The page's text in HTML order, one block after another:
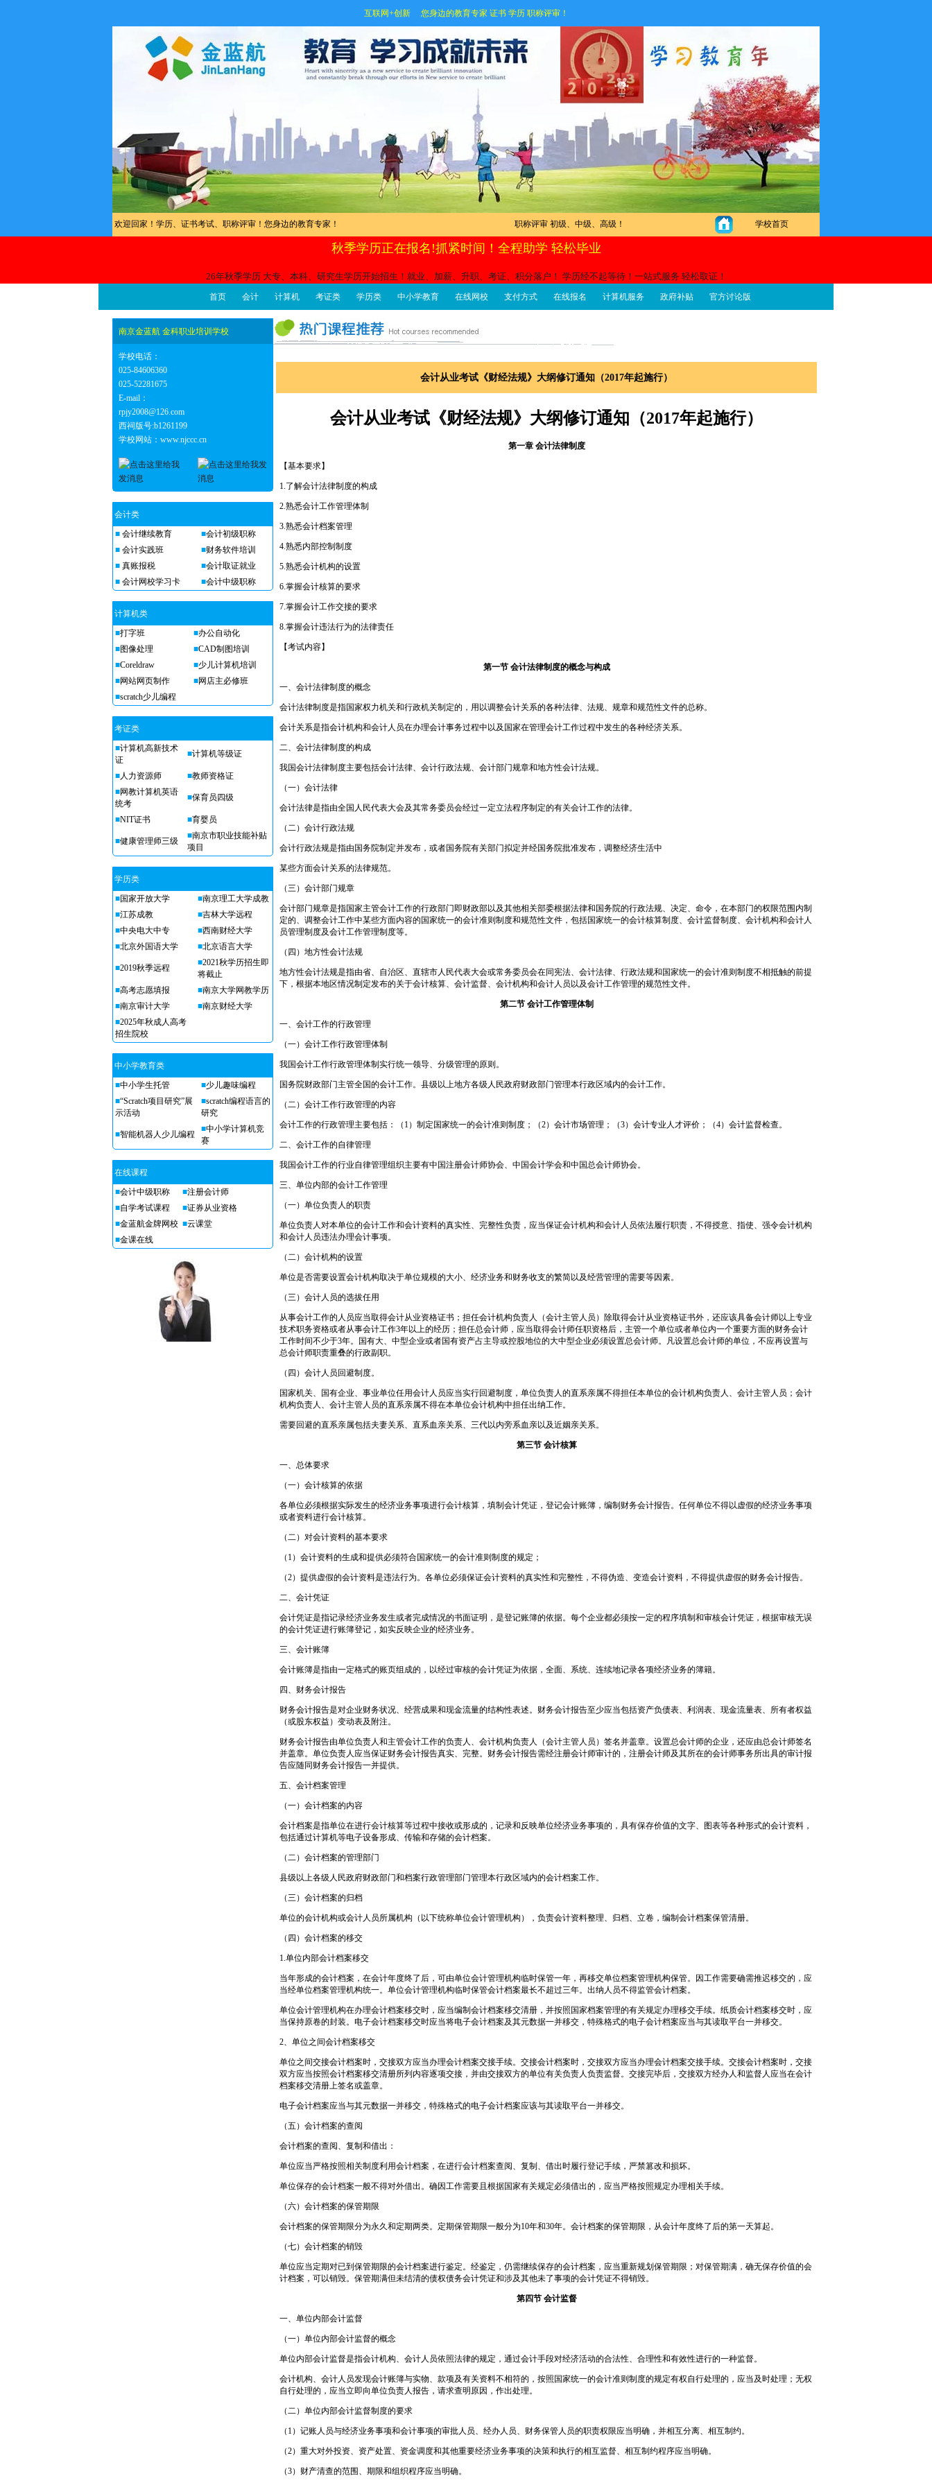
互联网+创新 您身边的教育专家 证书 学历 职称评审！
欢迎回家！学历、证书考试、职称评审！您身边的教育专家！ 职称评审 初级、中级、高级！ 学校首页
秋季学历正在报名!抓紧时间！全程助学 轻松毕业
26年秋季学历 大专、本科、研究生学历开始招生！就业、加薪、升职、考证、积分落户！ 学历经不起等待！一站式服务 轻松取证！
首页 会计 计算机 考证类 学历类 中小学教育 在线网校 支付方式 在线报名 计算机服务 政府补贴 官方讨论版
南京金蓝航 金科职业培训学校
学校电话：
025-84606360
025-52281675
E-mail：
rpjy2008@126.com
西祠版号:b1261199
学校网站：www.njccc.cn
会计类
■ 会计继续教育 ■会计初级职称
■ 会计实践班 ■财务软件培训
■ 真账报税 ■会计取证就业
■ 会计网校学习卡 ■会计中级职称
计算机类
■打字班 ■办公自动化
■图像处理 ■CAD制图培训
■Coreldraw ■少儿计算机培训
■网站网页制作 ■网店主必修班
■scratch少儿编程
考证类
■计算机高新技术
证
■计算机等级证
■人力资源师 ■教师资格证
■网教计算机英语
统考
■保育员四级
■NIT证书 ■育婴员
■健康管理师三级
■南京市职业技能补贴
项目
学历类
■国家开放大学 ■南京理工大学成教
■江苏成教 ■吉林大学远程
■中央电大中专 ■西南财经大学
■北京外国语大学 ■北京语言大学
■2019秋季远程
■2021秋学历招生即
将截止
■高考志愿填报 ■南京大学网教学历
■南京审计大学 ■南京财经大学
■2025年秋成人高考
招生院校
中小学教育类
■中小学生托管 ■少儿趣味编程
■“Scratch项目研究”展
示活动
■scratch编程语言的
研究
■智能机器人少儿编程
■中小学计算机竞
赛
在线课程
■会计中级职称 ■注册会计师
■自学考试课程 ■证券从业资格
■金蓝航金牌网校 ■云课堂
■金课在线
会计从业考试《财经法规》大纲修订通知（2017年起施行）
会计从业考试《财经法规》大纲修订通知（2017年起施行）
第一章 会计法律制度
【基本要求】
1.了解会计法律制度的构成
2.熟悉会计工作管理体制
3.熟悉会计档案管理
4.熟悉内部控制制度
5.熟悉会计机构的设置
6.掌握会计核算的要求
7.掌握会计工作交接的要求
8.掌握会计违法行为的法律责任
【考试内容】
第一节 会计法律制度的概念与构成
一、会计法律制度的概念
会计法律制度是指国家权力机关和行政机关制定的，用以调整会计关系的各种法律、法规、规章和规范性文件的总称。
会计关系是指会计机构和会计人员在办理会计事务过程中以及国家在管理会计工作过程中发生的各种经济关系。
二、会计法律制度的构成
我国会计法律制度主要包括会计法律、会计行政法规、会计部门规章和地方性会计法规。
（一）会计法律
会计法律是指由全国人民代表大会及其常务委员会经过一定立法程序制定的有关会计工作的法律。
（二）会计行政法规
会计行政法规是指由国务院制定并发布，或者国务院有关部门拟定并经国务院批准发布，调整经济生活中
某些方面会计关系的法律规范。
（三）会计部门规章
会计部门规章是指国家主管会计工作的行政部门即财政部以及其他相关部委根据法律和国务院的行政法规、决定、命令，在本部门的权限范围内制
定的、调整会计工作中某些方面内容的国家统一的会计准则制度和规范性文件，包括国家统一的会计核算制度、会计监督制度、会计机构和会计人
员管理制度及会计工作管理制度等。
（四）地方性会计法规
地方性会计法规是指由省、自治区、直辖市人民代表大会或常务委员会在同宪法、会计法律、行政法规和国家统一的会计准则制度不相抵触的前提
下，根据本地区情况制定发布的关于会计核算、会计监督、会计机构和会计人员以及会计工作管理的规范性文件。
第二节 会计工作管理体制
一、会计工作的行政管理
（一）会计工作行政管理体制
我国会计工作行政管理体制实行统一领导、分级管理的原则。
国务院财政部门主管全国的会计工作。县级以上地方各级人民政府财政部门管理本行政区域内的会计工作。
（二）会计工作行政管理的内容
会计工作的行政管理主要包括：（1）制定国家统一的会计准则制度；（2）会计市场管理；（3）会计专业人才评价；（4）会计监督检查。
二、会计工作的自律管理
我国会计工作的行业自律管理组织主要有中国注册会计师协会、中国会计学会和中国总会计师协会。
三、单位内部的会计工作管理
（一）单位负责人的职责
单位负责人对本单位的会计工作和会计资料的真实性、完整性负责，应当保证会计机构和会计人员依法履行职责，不得授意、指使、强令会计机构
和会计人员违法办理会计事项。
（二）会计机构的设置
单位是否需要设置会计机构取决于单位规模的大小、经济业务和财务收支的繁简以及经营管理的需要等因素。
（三）会计人员的选拔任用
从事会计工作的人员应当取得会计从业资格证书；担任会计机构负责人（会计主管人员）除取得会计从业资格证书外，还应该具备会计师以上专业
技术职务资格或者从事会计工作3年以上的经历；担任总会计师，应当取得会计师任职资格后，主管一个单位或者单位内一个重要方面的财务会计
工作时间不少于3年。国有大、中型企业或者国有资产占主导或控股地位的大中型企业必须设置总会计师。凡设置总会计师的单位，不应再设置与
总会计师职责重叠的行政副职。
（四）会计人员回避制度。
国家机关、国有企业、事业单位任用会计人员应当实行回避制度，单位负责人的直系亲属不得担任本单位的会计机构负责人、会计主管人员；会计
机构负责人、会计主管人员的直系亲属不得在本单位会计机构中担任出纳工作。
需要回避的直系亲属包括夫妻关系、直系血亲关系、三代以内旁系血亲以及近姻亲关系。
第三节 会计核算
一、总体要求
（一）会计核算的依据
各单位必须根据实际发生的经济业务事项进行会计核算，填制会计凭证，登记会计账簿，编制财务会计报告。任何单位不得以虚假的经济业务事项
或者资料进行会计核算。
（二）对会计资料的基本要求
（1）会计资料的生成和提供必须符合国家统一的会计准则制度的规定；
（2）提供虚假的会计资料是违法行为。各单位必须保证会计资料的真实性和完整性，不得伪造、变造会计资料，不得提供虚假的财务会计报告。
二、会计凭证
会计凭证是指记录经济业务发生或者完成情况的书面证明，是登记账簿的依据。每个企业都必须按一定的程序填制和审核会计凭证，根据审核无误
的会计凭证进行账簿登记，如实反映企业的经济业务。
三、会计账簿
会计账簿是指由一定格式的账页组成的，以经过审核的会计凭证为依据，全面、系统、连续地记录各项经济业务的簿籍。
四、财务会计报告
财务会计报告是对企业财务状况、经营成果和现金流量的结构性表述。财务会计报告至少应当包括资产负债表、利润表、现金流量表、所有者权益
（或股东权益）变动表及附注。
财务会计报告由单位负责人和主管会计工作的负责人、会计机构负责人（会计主管人员）签名并盖章。设置总会计师的企业，还应由总会计师签名
并盖章。单位负责人应当保证财务会计报告真实、完整。财务会计报告需经注册会计师审计的，注册会计师及其所在的会计师事务所出具的审计报
告应随同财务会计报告一并提供。
五、会计档案管理
（一）会计档案的内容
会计档案是指单位在进行会计核算等过程中接收或形成的，记录和反映单位经济业务事项的，具有保存价值的文字、图表等各种形式的会计资料，
包括通过计算机等电子设备形成、传输和存储的会计档案。
（二）会计档案的管理部门
县级以上各级人民政府财政部门和档案行政管理部门管理本行政区域内的会计档案工作。
（三）会计档案的归档
单位的会计机构或会计人员所属机构（以下统称单位会计管理机构），负责会计资料整理、归档、立卷，编制会计档案保管清册。
（四）会计档案的移交
1.单位内部会计档案移交
当年形成的会计档案，在会计年度终了后，可由单位会计管理机构临时保管一年，再移交单位档案管理机构保管。因工作需要确需推迟移交的，应
当经单位档案管理机构统一。单位会计管理机构临时保管会计档案最长不超过三年。出纳人员不得监管会计档案。
单位会计管理机构在办理会计档案移交时，应当编制会计档案移交清册，并按照国家档案管理的有关规定办理移交手续。纸质会计档案移交时，应
当保持原卷的封装。电子会计档案移交时应当将电子会计档案及其元数据一并移交，特殊格式的电子会计档案应当与其读取平台一并移交。
2、单位之间会计档案移交
单位之间交接会计档案时，交接双方应当办理会计档案交接手续。交接会计档案时，交接双方应当办理会计档案交接手续。交接会计档案时，交接
双方应当按照会计档案移交清册所列内容逐项交接，并由交接双方的单位有关负责人负责监督。交接完毕后，交接双方经办人和监督人应当在会计
档案移交清册上签名或盖章。
电子会计档案应当与其元数据一并移交，特殊格式的电子会计档案应该与其读取平台一并移交。
（五）会计档案的查阅
会计档案的查阅、复制和借出：
单位应当严格按照相关制度利用会计档案，在进行会计档案查阅、复制、借出时履行登记手续，严禁篡改和损坏。
单位保存的会计档案一般不得对外借出。确因工作需要且根据国家有关规定必须借出的，应当严格按照规定办理相关手续。
（六）会计档案的保管期限
会计档案的保管期限分为永久和定期两类。定期保管期限一般分为10年和30年。会计档案的保管期限，从会计年度终了后的第一天算起。
（七）会计档案的销毁
单位应当定期对已到保管期限的会计档案进行鉴定。经鉴定，仍需继续保存的会计档案，应当重新规划保管期限；对保管期满，确无保存价值的会
计档案，可以销毁。保管期满但未结清的债权债务会计凭证和涉及其他未了事项的会计凭证不得销毁。
第四节 会计监督
一、单位内部会计监督
（一）单位内部会计监督的概念
单位内部会计监督是指会计机构、会计人员依照法律的规定，通过会计手段对经济活动的合法性、合理性和有效性进行的一种监督。
会计机构、会计人员发现会计账簿与实物、款项及有关资料不相符的，按照国家统一的会计准则制度的规定有权自行处理的，应当及时处理；无权
自行处理的，应当立即向单位负责人报告，请求查明原因，作出处理。
（二）单位内部会计监督制度的要求
（1）记账人员与经济业务事项和会计事项的审批人员、经办人员、财务保管人员的职责权限应当明确，并相互分离、相互制约。
（2）重大对外投资、资产处置、资金调度和其他重要经济业务事项的决策和执行的相互监督、相互制约程序应当明确。
（3）财产清查的范围、期限和组织程序应当明确。